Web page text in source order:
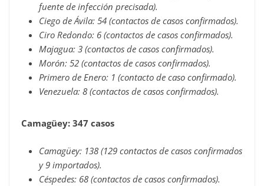
fuente de infección precisada).
Ciego de Ávila: 54 (contactos de casos confirmados).
Ciro Redondo: 6 (contactos de casos confirmados).
Majagua: 3 (contactos de casos confirmados).
Morón: 52 (contactos de casos confirmados).
Primero de Enero: 1 (contacto de caso confirmado).
Venezuela: 8 (contactos de casos confirmados).
Camagüey: 347 casos
Camagüey: 138 (129 contactos de casos confirmados
y 9 importados).
Céspedes: 68 (contactos de casos confirmados).